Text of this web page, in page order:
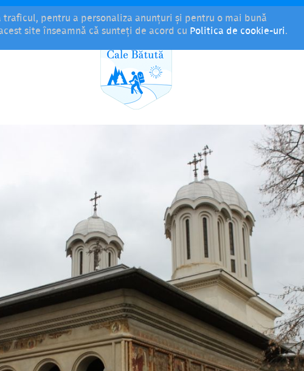
pentru a personaliza anunțuri și pentru o mai bună
site înseamnă că sunteți de acord cu Politica de cookie-uri.